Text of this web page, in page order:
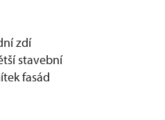
zdí
stavební
fasád